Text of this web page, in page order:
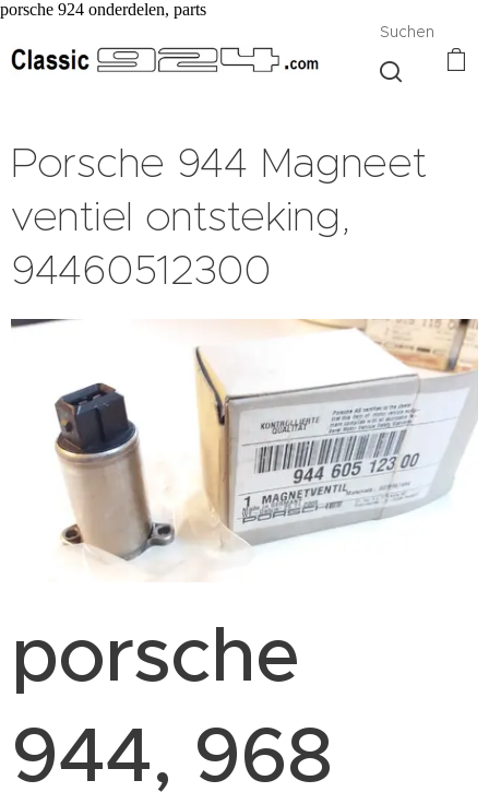
porsche 924 onderdelen, parts
Suchen
Porsche 944 Magneet
ventiel ontsteking,
94460512300
porsche
944, 968